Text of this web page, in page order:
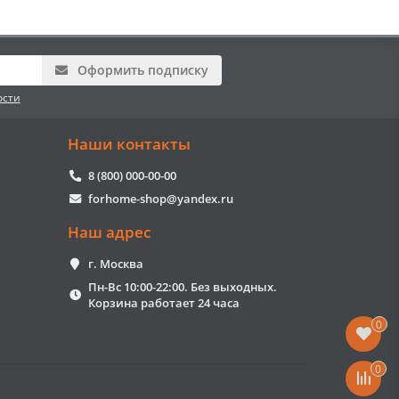
Оформить подписку
Наши контакты
8 (800) 000-00-00
forhome-shop@yandex.ru
Наш адрес
г. Москва
Пн-Вс 10:00-22:00. Без выходных.
Корзина работает 24 часа
0
0